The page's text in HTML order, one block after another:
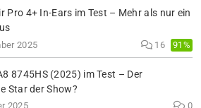
Pro 4+ In-Ears im Test – Mehr als nur ein
2025 16 91%
8745HS (2025) im Test – Der
Star der Show?
2025 0